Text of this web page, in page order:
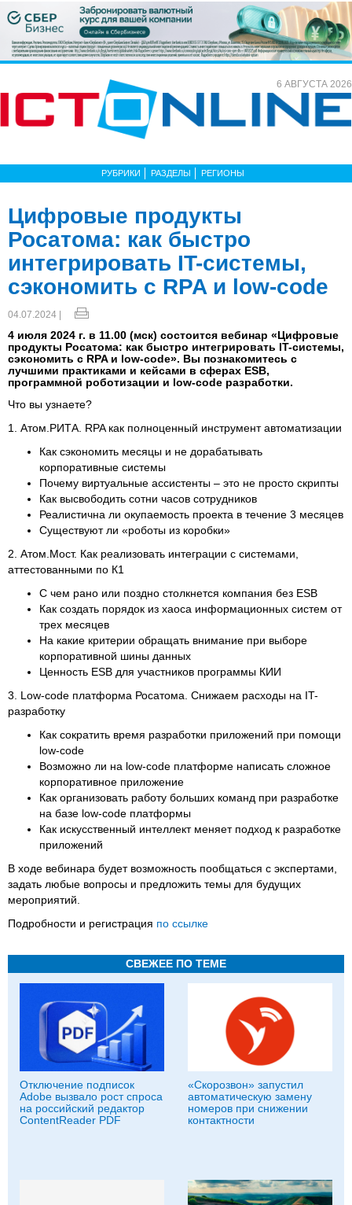
6 АВГУСТА 2026
РУБРИКИ РАЗДЕЛЫ РЕГИОНЫ
Цифровые продукты
Росатома: как быстро
интегрировать IT-системы,
сэкономить с RPA и low-code
04.07.2024 |
4 июля 2024 г. в 11.00 (мск) состоится вебинар «Цифровые
продукты Росатома: как быстро интегрировать IT-системы,
сэкономить с RPA и low-code». Вы познакомитесь с
лучшими практиками и кейсами в сферах ESB,
программной роботизации и low-сode разработки.
Что вы узнаете?
1. Атом.РИТА. RPA как полноценный инструмент автоматизации
Как сэкономить месяцы и не дорабатывать
корпоративные системы
Почему виртуальные ассистенты – это не просто скрипты
Как высвободить сотни часов сотрудников
Реалистична ли окупаемость проекта в течение 3 месяцев
Существуют ли «роботы из коробки»
2. Атом.Мост. Как реализовать интеграции с системами,
аттестованными по К1
С чем рано или поздно столкнется компания без ESB
Как создать порядок из хаоса информационных систем от
трех месяцев
На какие критерии обращать внимание при выборе
корпоративной шины данных
Ценность ESB для участников программы КИИ
3. Low-code платформа Росатома. Снижаем расходы на IT-
разработку
Как сократить время разработки приложений при помощи
low-code
Возможно ли на low-code платформе написать сложное
корпоративное приложение
Как организовать работу больших команд при разработке
на базе low-code платформы
Как искусственный интеллект меняет подход к разработке
приложений
В ходе вебинара будет возможность пообщаться с экспертами,
задать любые вопросы и предложить темы для будущих
мероприятий.
Подробности и регистрация по ссылке
СВЕЖЕЕ ПО ТЕМЕ
Отключение подписок
Adobe вызвало рост спроса
на российский редактор
ContentReader PDF
«Скорозвон» запустил
автоматическую замену
номеров при снижении
контактности